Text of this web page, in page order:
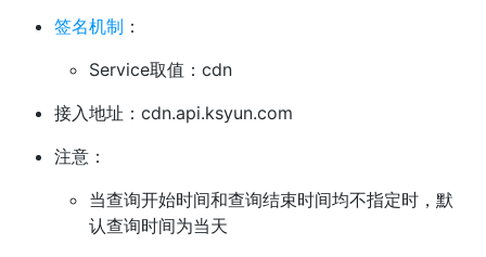
签名机制 ：
Service取值：cdn
接入地址：cdn.api.ksyun.com︎
注意：
当查询开始时间和查询结束时间均不指定时，默
认查询时间为当天